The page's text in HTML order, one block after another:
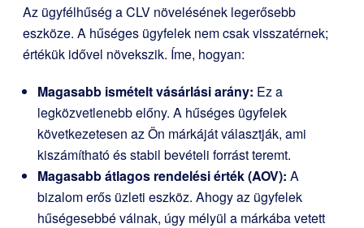
Az ügyfélhűség a CLV növelésének legerősebb
eszköze. A hűséges ügyfelek nem csak visszatérnek;
értékük idővel növekszik. Íme, hogyan:
Magasabb ismételt vásárlási arány: Ez a
legközvetlenebb előny. A hűséges ügyfelek
következetesen az Ön márkáját választják, ami
kiszámítható és stabil bevételi forrást teremt.
Magasabb átlagos rendelési érték (AOV): A
bizalom erős üzleti eszköz. Ahogy az ügyfelek
hűségesebbé válnak, úgy mélyül a márkába vetett